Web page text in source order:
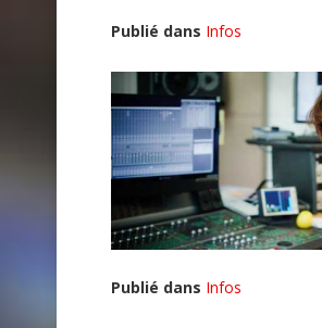
Publié dans Infos
Publié dans Infos